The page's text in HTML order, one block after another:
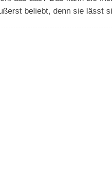
beliebt, denn sie lässt